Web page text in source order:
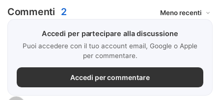
Commenti 2
Accedi per partecipare alla discussione
Puoi accedere con il tuo account email, Google o Apple
per commentare.
Accedi per commentare